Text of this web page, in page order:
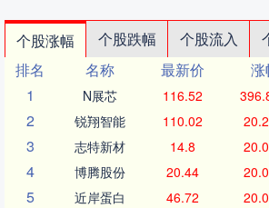
个股涨幅 个股跌幅 个股流入
排名
名称 最新价 涨
1
N展芯 116.52
2 锐翔智能 110.02
3 志特新材 14.8
4 博腾股份 20.44
5 近岸蛋白 46.72